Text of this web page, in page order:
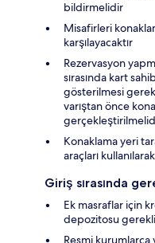
bildirmelidir
Misafirleri
karşılayacaktır
Rezervasyon
sırasında kart
gösterilmesi
varıştan önce
Konaklama yeri
araçları
Giriş sırasında
Ek masraflar için
depozitosu
Resmi